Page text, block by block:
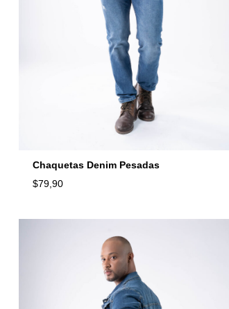
Chaquetas Denim Pesadas
$79,90